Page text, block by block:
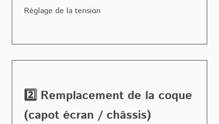
Réglage de la tension
2️⃣ Remplacement de la coque
(capot écran / châssis)